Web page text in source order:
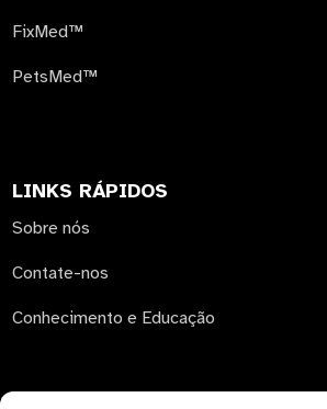
FixMed™
PetsMed™
LINKS RÁPIDOS
Sobre nós
Contate-nos
Conhecimento e Educação